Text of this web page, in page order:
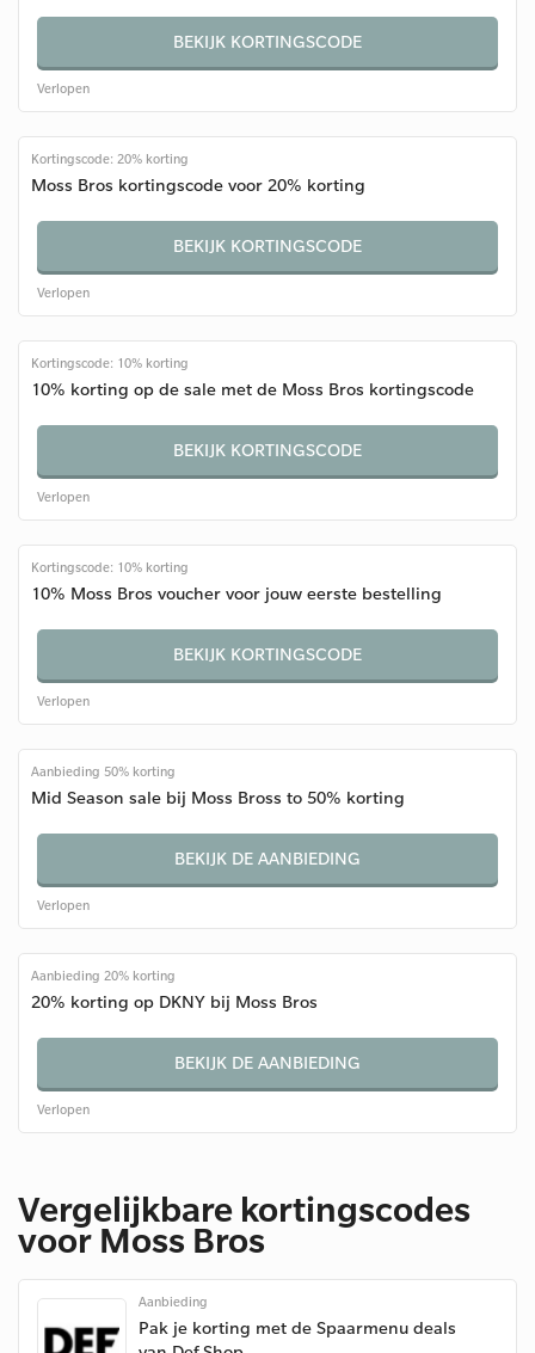
BEKIJK KORTINGSCODE
Verlopen
Kortingscode: 20% korting
Moss Bros kortingscode voor 20% korting
BEKIJK KORTINGSCODE
Verlopen
Kortingscode: 10% korting
10% korting op de sale met de Moss Bros kortingscode
BEKIJK KORTINGSCODE
Verlopen
Kortingscode: 10% korting
10% Moss Bros voucher voor jouw eerste bestelling
BEKIJK KORTINGSCODE
Verlopen
Aanbieding 50% korting
Mid Season sale bij Moss Bross to 50% korting
BEKIJK DE AANBIEDING
Verlopen
Aanbieding 20% korting
20% korting op DKNY bij Moss Bros
BEKIJK DE AANBIEDING
Verlopen
Vergelijkbare kortingscodes
voor Moss Bros
Aanbieding
Pak je korting met de Spaarmenu deals